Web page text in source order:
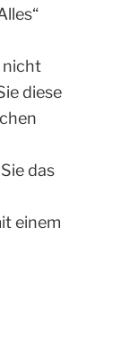
nicht
diese
das
einem